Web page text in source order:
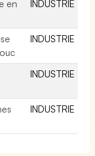
en
INDUSTRIE
INDUSTRIE
INDUSTRIE
INDUSTRIE